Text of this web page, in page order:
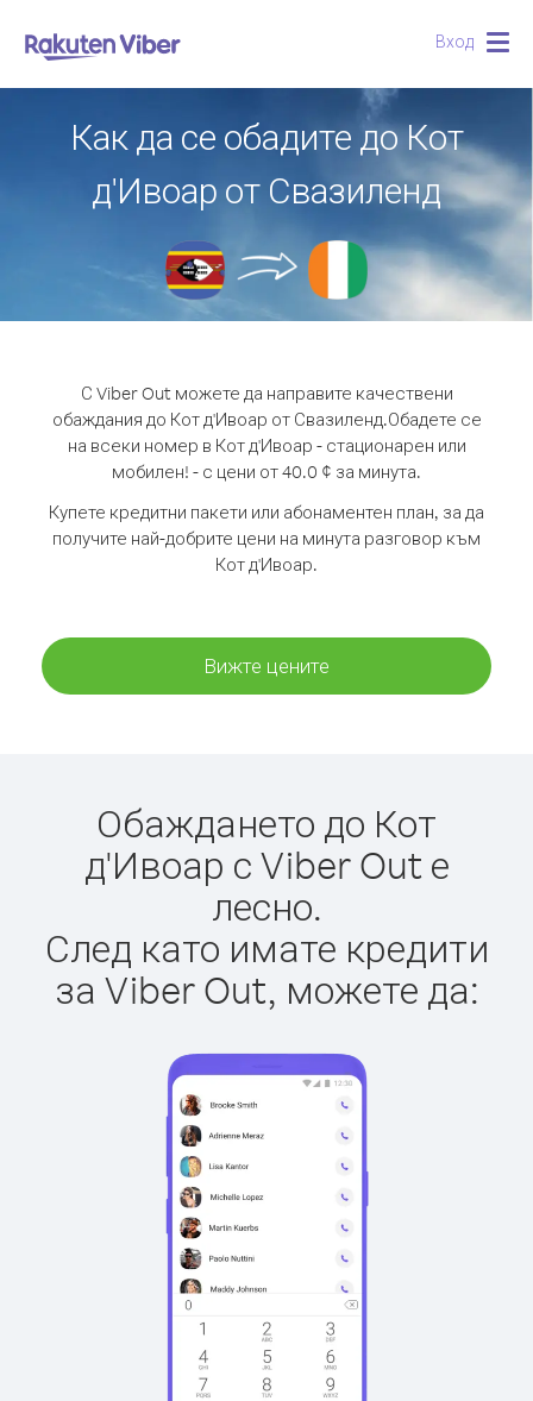
Вход
Как да се обадите до Кот
д'Ивоар от Свазиленд
С Viber Out можете да направите качествени
обаждания до Кот д'Ивоар от Свазиленд.Обадете се
на всеки номер в Кот д'Ивоар - стационарен или
мобилен! - с цени от 40.0 ¢ за минута.
Купете кредитни пакети или абонаментен план, за да
получите най-добрите цени на минута разговор към
Кот д'Ивоар.
Вижте цените
Обаждането до Кот
д'Ивоар с Viber Out е
лесно.
След като имате кредити
за Viber Out, можете да: